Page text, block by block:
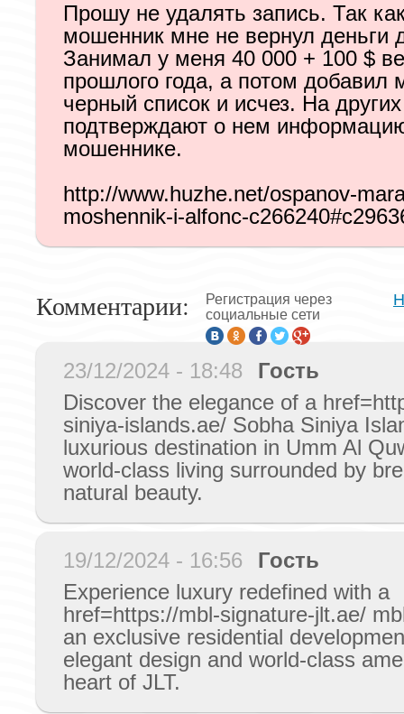
Прошу не удалять запись. Так
мошенник мне не вернул деньги
Занимал у меня 40 000 + 100 $
прошлого года, а потом добавил
черный список и исчез. На
подтверждают о нем
мошеннике.
http://www.huzhe.net/ospanov-
moshennik-i-alfonc-
Комментарии:
Регистрация через
социальные сети
23/12/2024 - 18:48
Гость
Discover the elegance of a
siniya-islands.ae/ Sobha Siniya
luxurious destination in Umm Al
world-class living surrounded by
natural beauty.
19/12/2024 - 16:56
Гость
Experience luxury redefined with a
href=https://mbl-signature-jlt.ae/
an exclusive residential
elegant design and world-class
heart of JLT.